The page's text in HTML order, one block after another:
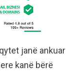
janë ankuar
kanë bërë